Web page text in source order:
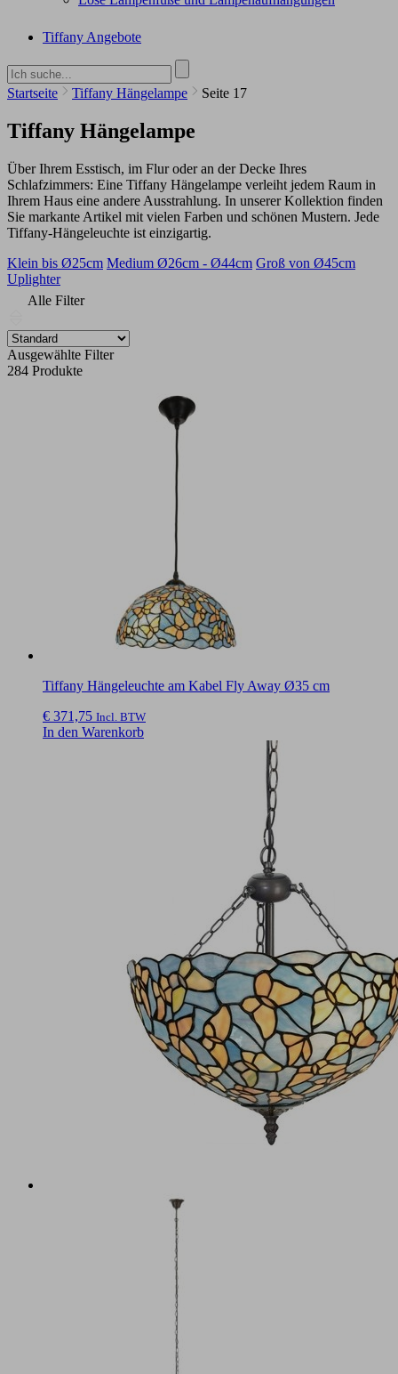
Tiffany Angebote
Startseite Tiffany Hängelampe Seite 17
Tiffany Hängelampe
Über Ihrem Esstisch, im Flur oder an der Decke Ihres
Schlafzimmers: Eine Tiffany Hängelampe verleiht jedem Raum in
Ihrem Haus eine andere Ausstrahlung. In unserer Kollektion finden
Sie markante Artikel mit vielen Farben und schönen Mustern. Jede
Tiffany-Hängeleuchte ist einzigartig.
Klein bis Ø25cm Medium Ø26cm - Ø44cm Groß von Ø45cm
Uplighter
Alle Filter
Ausgewählte Filter
284 Produkte
Tiffany Hängeleuchte am Kabel Fly Away Ø35 cm
€ 371,75 Incl. BTW
In den Warenkorb